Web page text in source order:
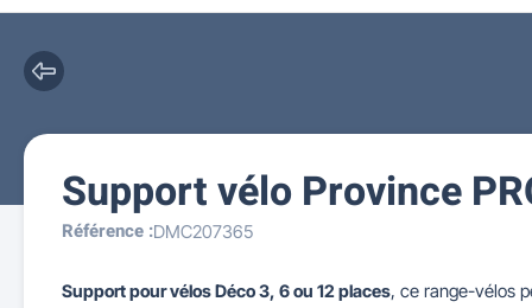
Bancs urbains
Bornes et potelets urbains
Ralentisseurs routiers
Grilles d'exposition
Fêtes et événements
Chaises de collectivité
Mobilier intérieur CHR
Chaises et bancs scolaires
Tables de ping-pong
Support vélo Province
Référence :DMC207365
Support pour vélos Déco 3, 6 ou 12 places, ce range-vélos